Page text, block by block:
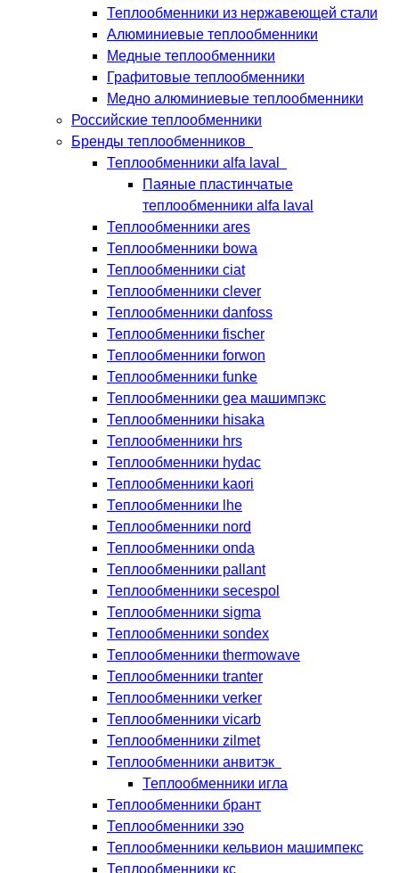
Теплообменники из нержавеющей стали
Алюминиевые теплообменники
Медные теплообменники
Графитовые теплообменники
Медно алюминиевые теплообменники
Российские теплообменники
Бренды теплообменников
Теплообменники alfa laval
Паяные пластинчатые
теплообменники alfa laval
Теплообменники ares
Теплообменники bowa
Теплообменники ciat
Теплообменники clever
Теплообменники danfoss
Теплообменники fischer
Теплообменники forwon
Теплообменники funke
Теплообменники gea машимпэкс
Теплообменники hisaka
Теплообменники hrs
Теплообменники hydac
Теплообменники kaori
Теплообменники lhe
Теплообменники nord
Теплообменники onda
Теплообменники pallant
Теплообменники secespol
Теплообменники sigma
Теплообменники sondex
Теплообменники thermowave
Теплообменники tranter
Теплообменники verker
Теплообменники vicarb
Теплообменники zilmet
Теплообменники анвитэк
Теплообменники игла
Теплообменники брант
Теплообменники зэо
Теплообменники кельвион машимпекс
Теплообменники кс